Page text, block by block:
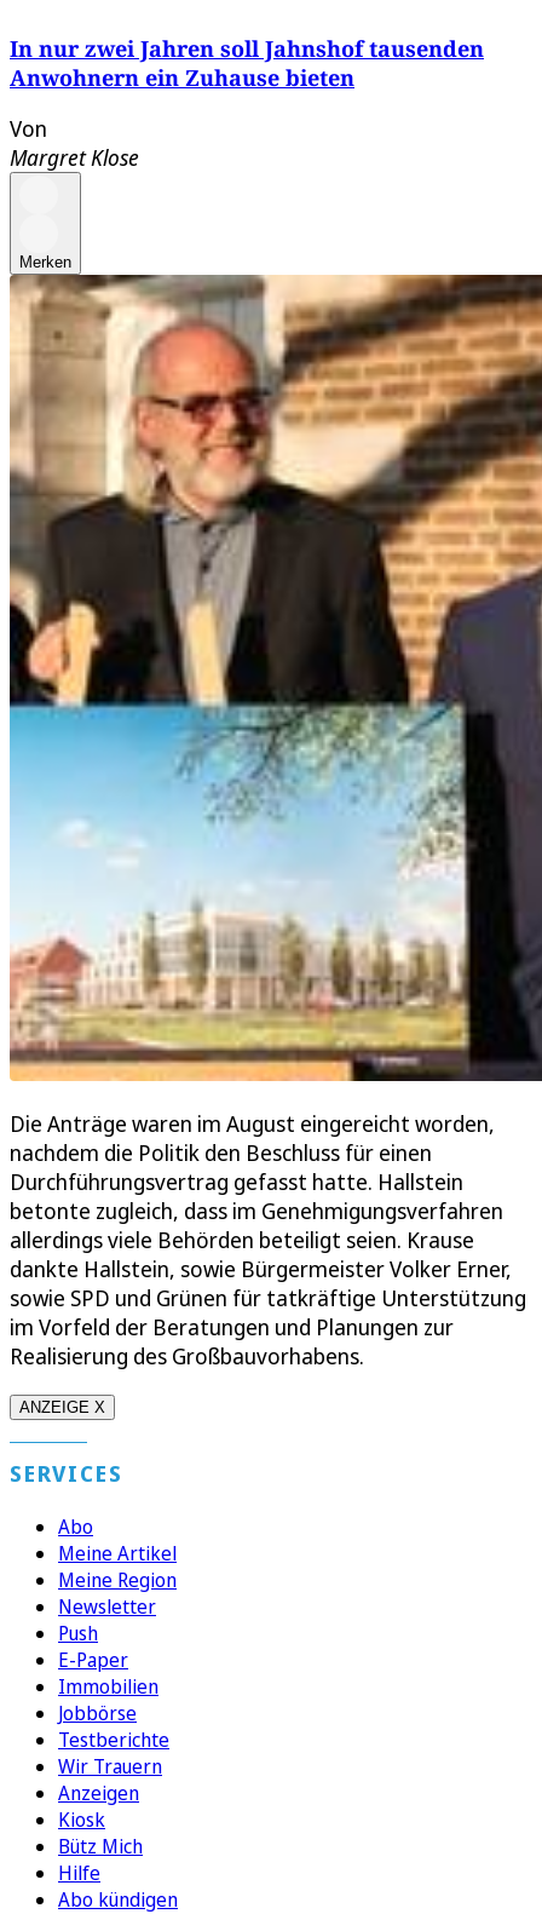
In nur zwei Jahren soll Jahnshof tausenden
Anwohnern ein Zuhause bieten
Von
Margret Klose
Merken
Die Anträge waren im August eingereicht worden,
nachdem die Politik den Beschluss für einen
Durchführungsvertrag gefasst hatte. Hallstein
betonte zugleich, dass im Genehmigungsverfahren
allerdings viele Behörden beteiligt seien. Krause
dankte Hallstein, sowie Bürgermeister Volker Erner,
sowie SPD und Grünen für tatkräftige Unterstützung
im Vorfeld der Beratungen und Planungen zur
Realisierung des Großbauvorhabens.
ANZEIGE X
SERVICES
Abo
Meine Artikel
Meine Region
Newsletter
Push
E-Paper
Immobilien
Jobbörse
Testberichte
Wir Trauern
Anzeigen
Kiosk
Bütz Mich
Hilfe
Abo kündigen